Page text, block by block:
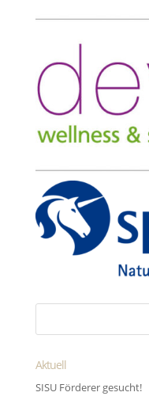
Aktuell
SISU Förderer gesucht!